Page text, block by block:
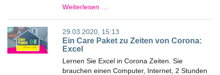
Weiterlesen …
29.03.2020, 15:13
Ein Care Paket zu Zeiten von Corona:
Excel
Lernen Sie Excel in Corona Zeiten. Sie
brauchen einen Computer, Internet, 2 Stunden